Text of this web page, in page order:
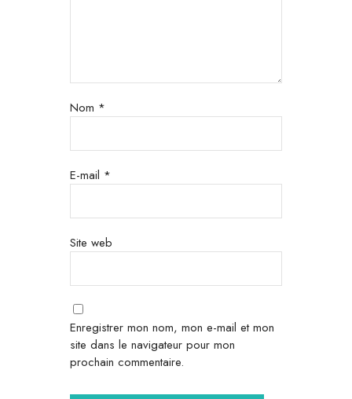
Nom *
E-mail *
Site web
Enregistrer mon nom, mon e-mail et mon
site dans le navigateur pour mon
prochain commentaire.